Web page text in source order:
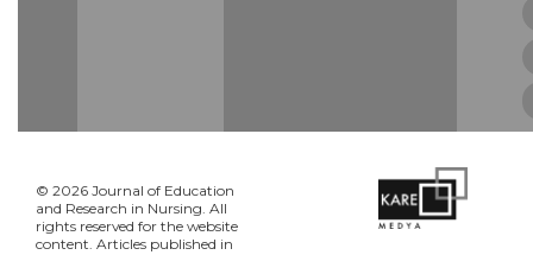
© 2026 Journal of Education
and Research in Nursing. All
rights reserved for the website
content. Articles published in